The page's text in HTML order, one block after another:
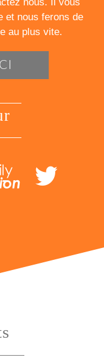
et nous ferons de
au plus vite.